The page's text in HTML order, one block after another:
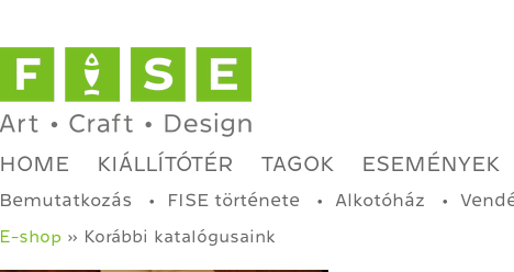
HOME KIÁLLÍTÓTÉR TAGOK ESEMÉNYEK
Bemutatkozás FISE története Alkotóház
E-shop » Korábbi katalógusaink